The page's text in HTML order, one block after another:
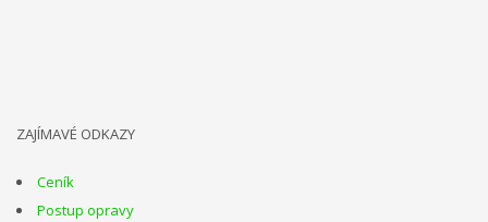
ZAJÍMAVÉ ODKAZY
Ceník
Postup opravy